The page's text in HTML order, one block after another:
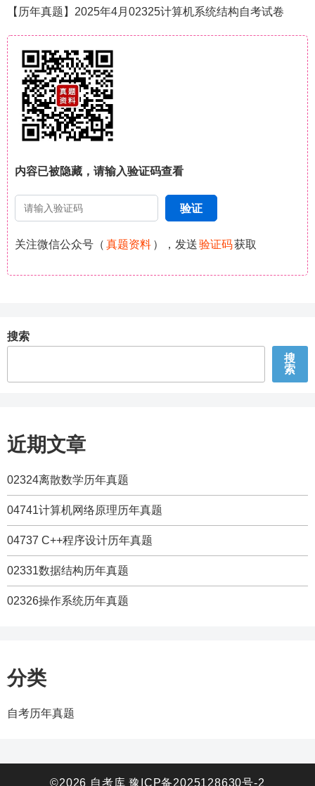
【历年真题】2025年4月02325计算机系统结构自考试卷
内容已被隐藏，请输入验证码查看
关注微信公众号（ 真题资料 ），发送验证码获取
搜索
搜
索
近期文章
02324离散数学历年真题
04741计算机网络原理历年真题
04737 C++程序设计历年真题
02331数据结构历年真题
02326操作系统历年真题
分类
自考历年真题
©2026 自考库豫ICP备2025128630号-2